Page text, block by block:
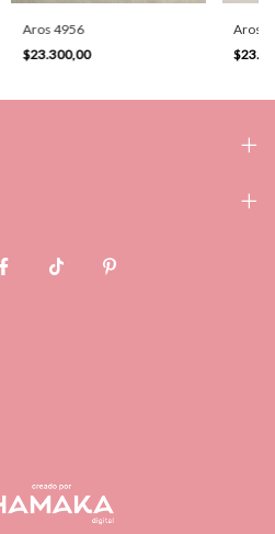
Aros 4956
$23.300,00
Aros